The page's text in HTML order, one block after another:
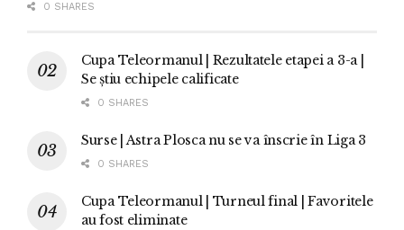
0 SHARES
Cupa Teleormanul | Rezultatele etapei a 3-a |
Se știu echipele calificate
0 SHARES
Surse | Astra Plosca nu se va înscrie în Liga 3
0 SHARES
Cupa Teleormanul | Turneul final | Favoritele
au fost eliminate